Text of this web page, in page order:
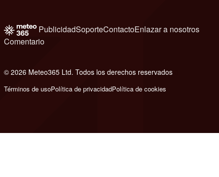
PublicidadSoporteContactoEnlazar a nosotros
Comentario
© 2026 Meteo365 Ltd. Todos los derechos reservados
Términos de usoPolítica de privacidadPolítica de cookies